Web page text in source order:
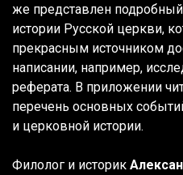
же представлен
истории Русской церкви,
прекрасным источником
написании, например,
реферата. В приложении
перечень основных
и церковной истории.
Филолог и историк